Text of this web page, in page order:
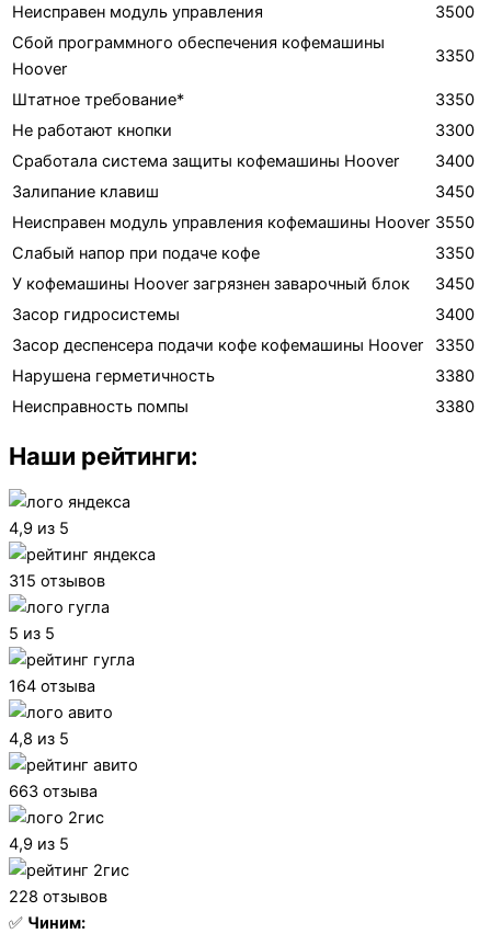
Неисправен модуль управления
3500
Сбой программного обеспечения кофемашины
Hoover
3350
Штатное требование*
3350
Не работают кнопки
3300
Сработала система защиты кофемашины Hoover
3400
Залипание клавиш
3450
Неисправен модуль управления кофемашины Hoover 3550
Слабый напор при подаче кофе
3350
У кофемашины Hoover загрязнен заварочный блок
3450
Засор гидросистемы
3400
Засор деспенсера подачи кофе кофемашины Hoover
3350
Нарушена герметичность
3380
Неисправность помпы
3380
Наши рейтинги:
4,9 из 5
315 отзывов
5 из 5
164 отзыва
4,8 из 5
663 отзыва
4,9 из 5
228 отзывов
✅ Чиним: